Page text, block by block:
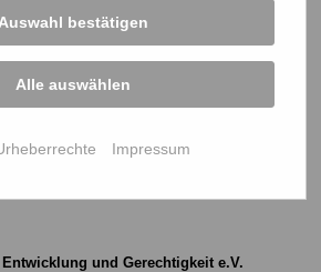
und NETZ-
2027
und Gerechtigkeit e.V.
bestätigen
Alle auswählen
Impressum